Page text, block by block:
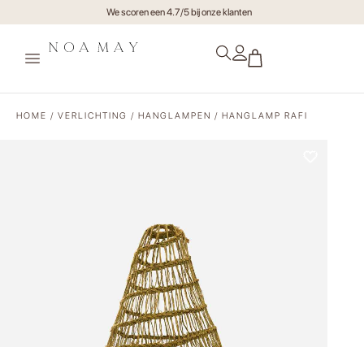
Gratis verzending va €75,- (NL)
HOME / VERLICHTING / HANGLAMPEN / HANGLAMP RAFI